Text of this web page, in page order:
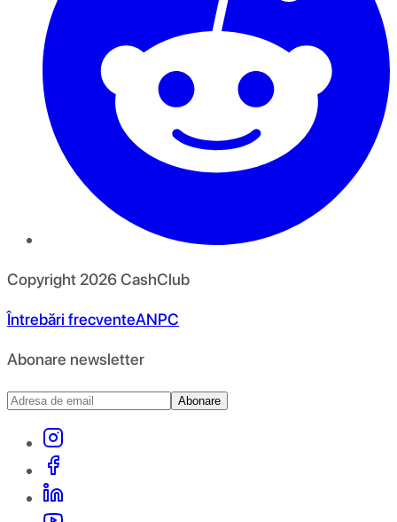
Copyright 2026CashClub
Întrebări frecventeANPC
Abonare newsletter
Abonare